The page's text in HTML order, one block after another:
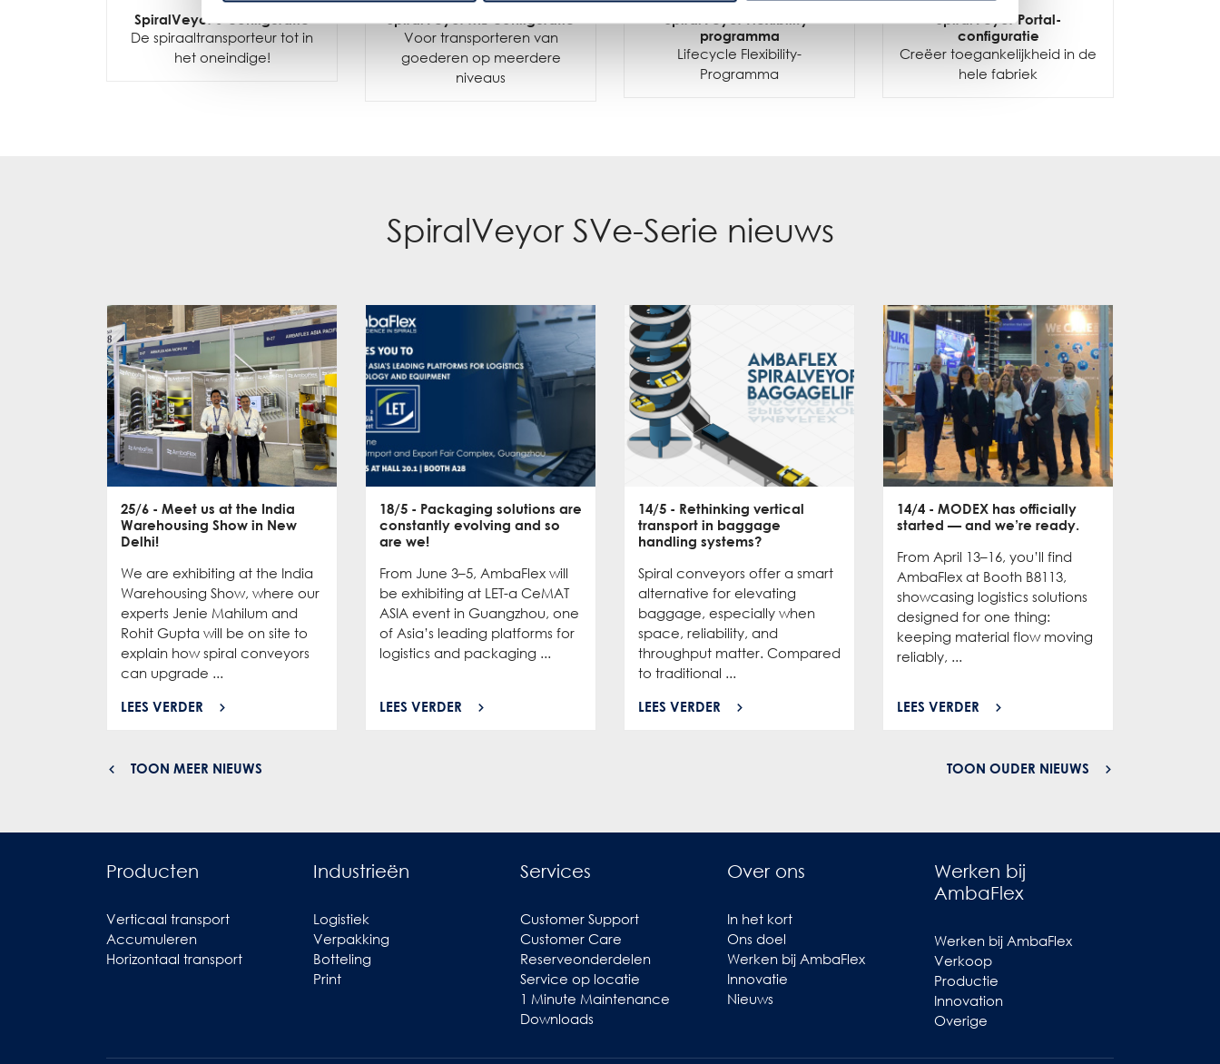
SpiralVeyor J-configuratie
De spiraaltransporteur tot in
het oneindige!
SpiralVeyor ML-configuratie
Voor transporteren van
goederen op meerdere
niveaus
SpiralVeyor Flexibility-
programma
Lifecycle Flexibility-
Programma
SpiralVeyor Portal-
configuratie
Creëer toegankelijkheid in de
hele fabriek
SpiralVeyor SVe-Serie nieuws
25/6 - Meet us at the India
Warehousing Show in New
Delhi!
We are exhibiting at the India
Warehousing Show, where our
experts Jenie Mahilum and
Rohit Gupta will be on site to
explain how spiral conveyors
can upgrade ...
LEES VERDER
18/5 - Packaging solutions are
constantly evolving and so
are we!
From June 3–5, AmbaFlex will
be exhibiting at LET-a CeMAT
ASIA event in Guangzhou, one
of Asia’s leading platforms for
logistics and packaging ...
LEES VERDER
14/5 - Rethinking vertical
transport in baggage
handling systems?
Spiral conveyors offer a smart
alternative for elevating
baggage, especially when
space, reliability, and
throughput matter. Compared
to traditional ...
LEES VERDER
14/4 - MODEX has officially
started — and we’re ready.
From April 13–16, you’ll find
AmbaFlex at Booth B8113,
showcasing logistics solutions
designed for one thing:
keeping material flow moving
reliably, ...
LEES VERDER
TOON MEER NIEUWS TOON OUDER NIEUWS
Producten
Verticaal transport
Accumuleren
Horizontaal transport
Industrieën
Logistiek
Verpakking
Botteling
Print
Services
Customer Support
Customer Care
Reserveonderdelen
Service op locatie
1 Minute Maintenance
Downloads
Over ons
In het kort
Ons doel
Werken bij AmbaFlex
Innovatie
Nieuws
Werken bij
AmbaFlex
Werken bij AmbaFlex
Verkoop
Productie
Innovation
Overige